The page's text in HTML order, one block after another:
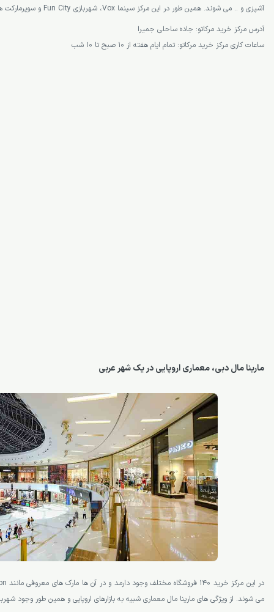
آشپزی و .. می شوند. همین طور در این مرکز سینما Vox، شهربازی Fun City و سوپرمارکت هم Spinneys وجود دارند.
آدرس مرکز خرید مرکاتو: جاده ساحلی جمیرا
ساعات کاری مرکز خرید مرکاتو: تمام ایام هفته از 10 صبح تا 10 شب
مارینا مال دبی، معماری اروپایی در یک شهر عربی
می شوند. از ویژگی های مارینا مال معماری شبیه به بازارهای اروپایی و همین طور وجود